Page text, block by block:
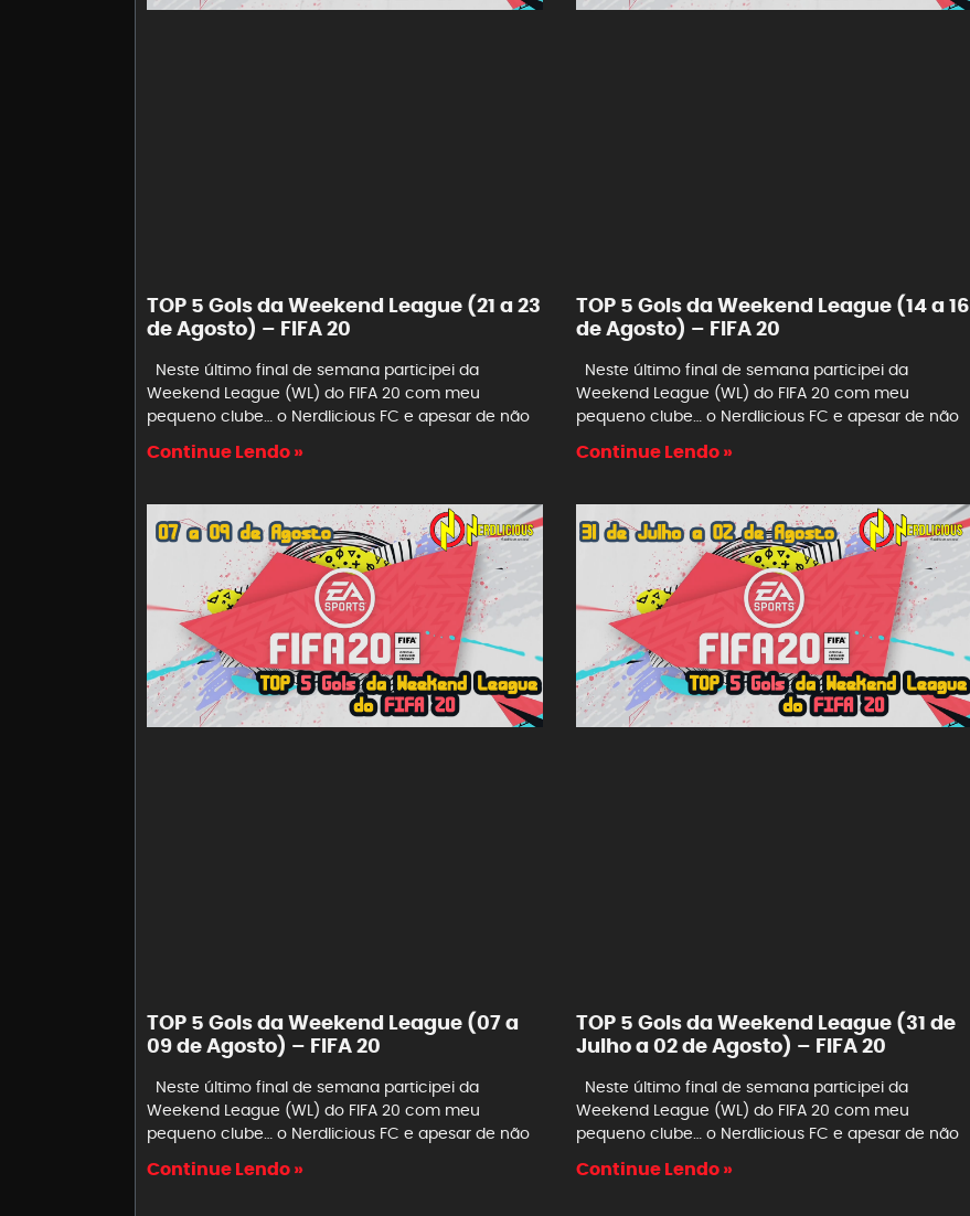
TOP 5 Gols da Weekend League (21 a 23
de Agosto) – FIFA 20
Neste último final de semana participei da
Weekend League (WL) do FIFA 20 com meu
pequeno clube… o Nerdlicious FC e apesar de não
Continue Lendo »
TOP 5 Gols da Weekend League (14 a 16
de Agosto) – FIFA 20
Neste último final de semana participei da
Weekend League (WL) do FIFA 20 com meu
pequeno clube… o Nerdlicious FC e apesar de não
Continue Lendo »
TOP 5 Gols da Weekend League (07 a
09 de Agosto) – FIFA 20
Neste último final de semana participei da
Weekend League (WL) do FIFA 20 com meu
pequeno clube… o Nerdlicious FC e apesar de não
Continue Lendo »
TOP 5 Gols da Weekend League (31 de
Julho a 02 de Agosto) – FIFA 20
Neste último final de semana participei da
Weekend League (WL) do FIFA 20 com meu
pequeno clube… o Nerdlicious FC e apesar de não
Continue Lendo »